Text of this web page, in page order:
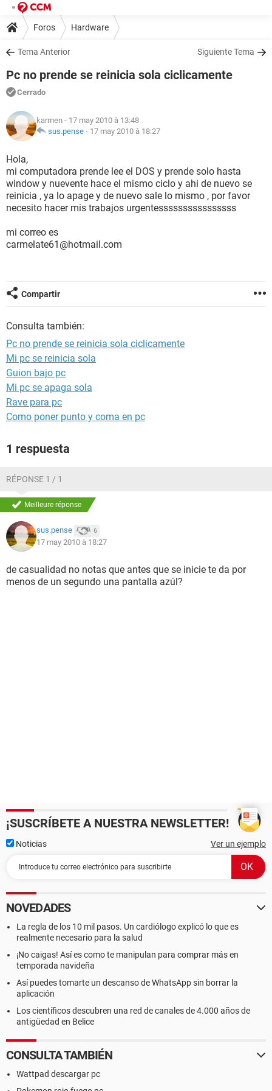
Foros Hardware
Tema Anterior Siguiente Tema
Pc no prende se reinicia sola ciclicamente
Cerrado
karmen - 17 may 2010 à 13:48
sus.pense - 17 may 2010 à 18:27
Hola,
mi computadora prende lee el DOS y prende solo hasta
window y nuevente hace el mismo ciclo y ahi de nuevo se
reinicia , ya lo apage y de nuevo sale lo mismo , por favor
necesito hacer mis trabajos urgentessssssssssssssss
mi correo es
carmelate61@hotmail.com
Compartir
Consulta también:
Pc no prende se reinicia sola ciclicamente
Mi pc se reinicia sola
Guion bajo pc
Mi pc se apaga sola
Rave para pc
Como poner punto y coma en pc
1 respuesta
RÉPONSE 1 / 1
Meilleure réponse
sus.pense 6
17 may 2010 à 18:27
de casualidad no notas que antes que se inicie te da por
menos de un segundo una pantalla azúl?
¡SUSCRÍBETE A NUESTRA NEWSLETTER!
Noticias Ver un ejemplo
NOVEDADES
La regla de los 10 mil pasos. Un cardiólogo explicó lo que es
realmente necesario para la salud
¡No caigas! Así es como te manipulan para comprar más en
temporada navideña
Así puedes tomarte un descanso de WhatsApp sin borrar la
aplicación
Los científicos descubren una red de canales de 4.000 años de
antigüedad en Belice
CONSULTA TAMBIÉN
Wattpad descargar pc